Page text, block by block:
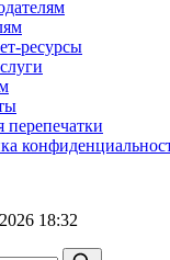
ресурсы
перепечатки
18:32